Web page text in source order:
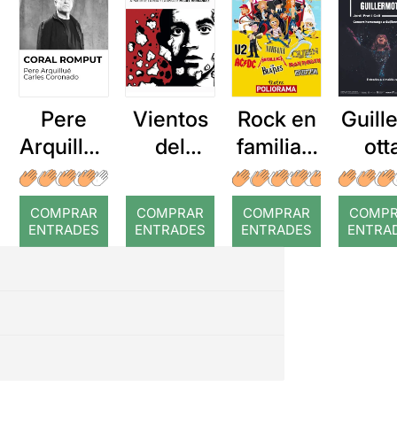
Pere
Arquillué
: Coral
romput
COMPRAR
ENTRADES
Vientos
del
COMPRAR
ENTRADES
Rock en
familia: I
love
Rock &
Roll
COMPRAR
ENTRADES